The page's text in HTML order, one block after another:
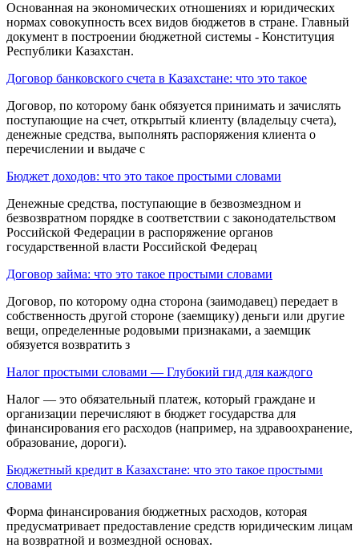
Основанная на экономических отношениях и юридических
нор­мах совокупность всех видов бюджетов в стра­не. Главный
документ в построении бюджетной системы - Конституция
Республики Казахстан.
Договор банковского счета в Казахстане: что это такое
Договор, по которому банк обязуется принимать и зачислять
поступающие на счет, открытый клиенту (вла­дельцу счета),
денежные средства, выполнять распоряжения клиента о
перечислении и выдаче с
Бюджет доходов: что это такое простыми словами
Денежные средства, поступающие в безвозмездном и
безвозвратном порядке в соответствии с законодательством
Российской Федерации в распоряжение органов
государственной власти Российской Федерац
Договор займа: что это такое простыми словами
Договор, по которому од­на сторона (заимодавец) передает в
собствен­ность другой стороне (заемщику) деньги или другие
вещи, определенные родовыми призна­ками, а заемщик
обязуется возвратить з
Налог простыми словами — Глубокий гид для каждого
Налог — это обязательный платеж, который граждане и
организации перечисляют в бюджет государства для
финансирования его расходов (например, на здравоохранение,
образование, дороги).
Бюджетный кредит в Казахстане: что это такое простыми
словами
Форма финансиро­вания бюджетных расходов, которая
предусмат­ривает предоставление средств юридическим лицам
на возвратной и возмездной основах.